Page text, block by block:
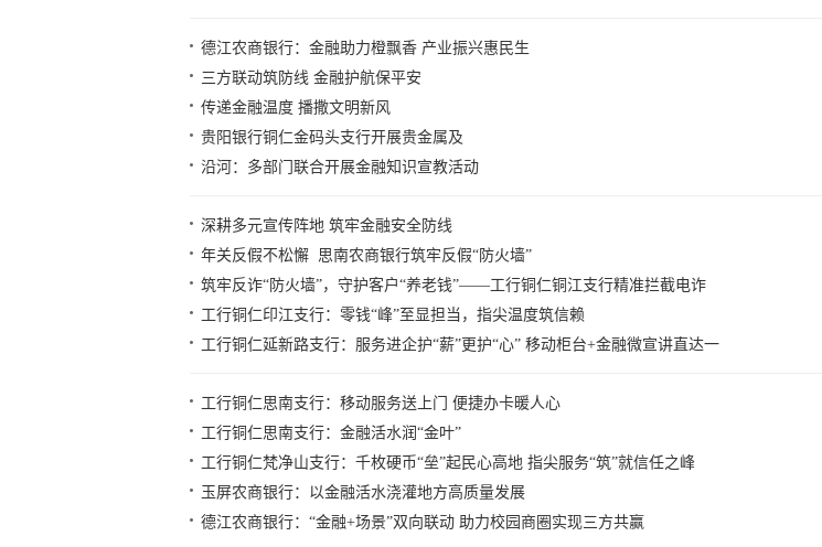
德江农商银行：金融助力橙飘香 产业振兴惠民生
三方联动筑防线 金融护航保平安
传递金融温度 播撒文明新风
贵阳银行铜仁金码头支行开展贵金属及
沿河：多部门联合开展金融知识宣教活动
深耕多元宣传阵地 筑牢金融安全防线
年关反假不松懈 思南农商银行筑牢反假“防火墙”
筑牢反诈“防火墙”，守护客户“养老钱”——工行铜仁铜江支行精准拦截电诈
工行铜仁印江支行：零钱“峰”至显担当，指尖温度筑信赖
工行铜仁延新路支行：服务进企护“薪”更护“心” 移动柜台+金融微宣讲直达一
工行铜仁思南支行：移动服务送上门 便捷办卡暖人心
工行铜仁思南支行：金融活水润“金叶”
工行铜仁梵净山支行：千枚硬币“垒”起民心高地 指尖服务“筑”就信任之峰
玉屏农商银行：以金融活水浇灌地方高质量发展
德江农商银行：“金融+场景”双向联动 助力校园商圈实现三方共赢